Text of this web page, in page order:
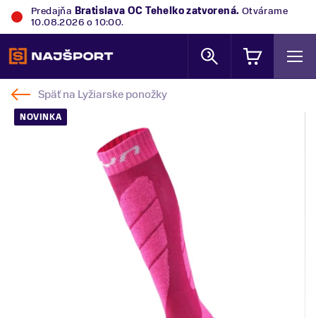
Predajňa Bratislava OC Tehelkozatvorená. Otvárame
10.08.2026 o 10:00.
Späť na Lyžiarske ponožky
NOVINKA